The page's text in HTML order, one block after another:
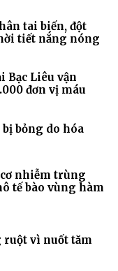
tai biến, đột
tiết nắng nóng
Bạc Liêu vận
đơn vị máu
bị bỏng do hóa
nhiễm trùng
tế bào vùng hàm
ruột vì nuốt tăm